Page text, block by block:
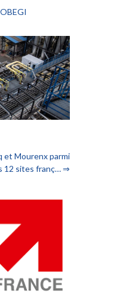
et Mourenx parmi
12 sites franç… ⇒